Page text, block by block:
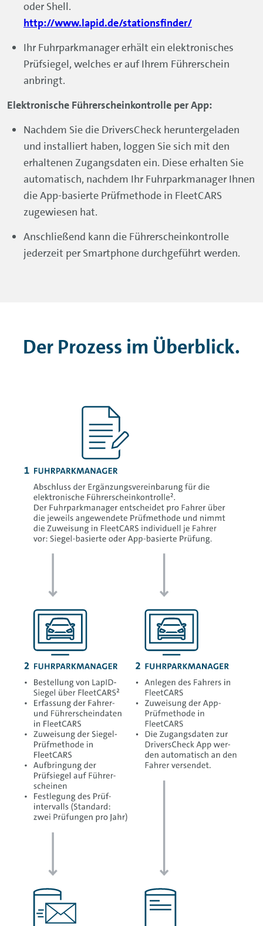
oder Shell.
http://www.lapid.de/stationsfinder/
Ihr Fuhrparkmanager erhält ein elektronisches
Prüfsiegel, welches er auf Ihrem Führerschein
anbringt.
Elektronische Führerscheinkontrolle per App:
Nachdem Sie die DriversCheck heruntergeladen
und installiert haben, loggen Sie sich mit den
erhaltenen Zugangsdaten ein. Diese erhalten Sie
automatisch, nachdem Ihr Fuhrparkmanager Ihnen
die App-basierte Prüfmethode in FleetCARS
zugewiesen hat.
Anschließend kann die Führerscheinkontrolle
jederzeit per Smartphone durchgeführt werden.
Der Prozess im Überblick.